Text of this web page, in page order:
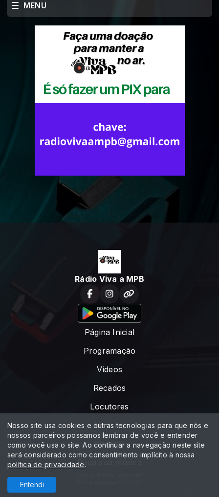
MENU
Rádio Viva a MPB
Página Inicial
Programação
Vídeos
Recados
Locutores
Notícias
Contato
Peça sua música
Nosso site usa cookies e outras tecnologias para que nós e
nossos parceiros possamos lembrar de você e entender
como você usa o site. Ao continuar a navegação neste site
será considerado como consentimento implícito à nossa
política de privacidade.
Entendi